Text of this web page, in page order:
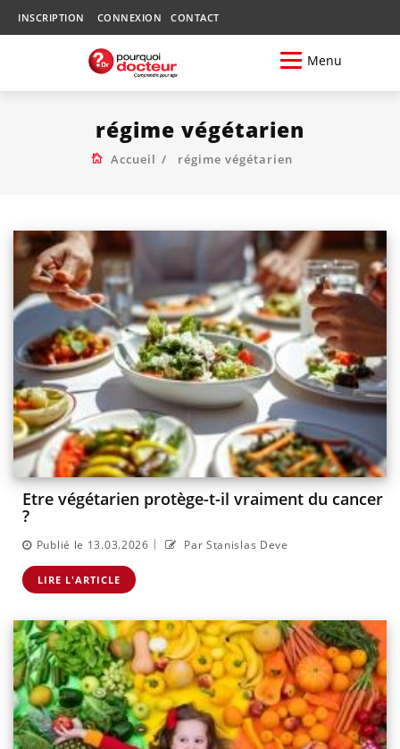
INSCRIPTION CONNEXION CONTACT
Menu
régime végétarien
Accueil régime végétarien
Etre végétarien protège-t-il vraiment du cancer
?
Publié le 13.03.2026 | Par Stanislas Deve
LIRE L'ARTICLE